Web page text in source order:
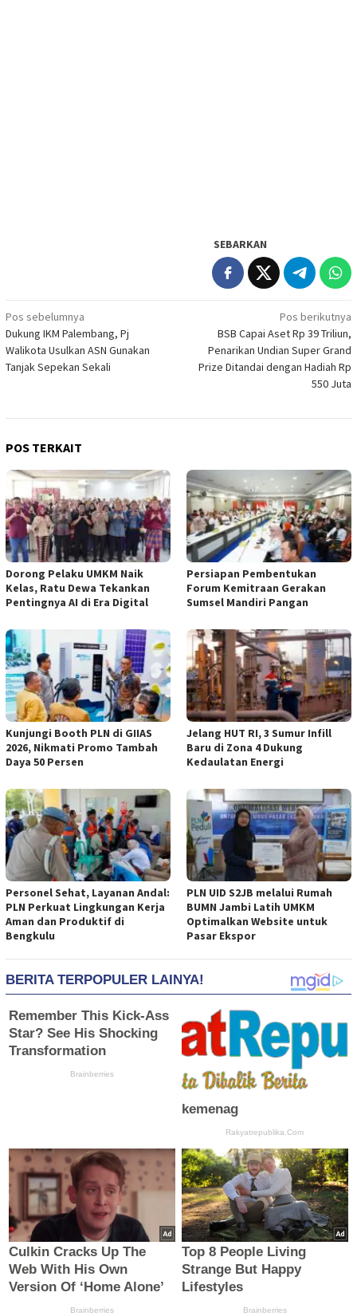
SEBARKAN
Navigasi
pos
Pos sebelumnya
Dukung IKM Palembang, Pj
Walikota Usulkan ASN Gunakan
Tanjak Sepekan Sekali
Pos berikutnya
BSB Capai Aset Rp 39 Triliun,
Penarikan Undian Super Grand
Prize Ditandai dengan Hadiah Rp
550 Juta
POS TERKAIT
Dorong Pelaku UMKM Naik
Kelas, Ratu Dewa Tekankan
Pentingnya AI di Era Digital
Persiapan Pembentukan
Forum Kemitraan Gerakan
Sumsel Mandiri Pangan
Kunjungi Booth PLN di GIIAS
2026, Nikmati Promo Tambah
Daya 50 Persen
Jelang HUT RI, 3 Sumur Infill
Baru di Zona 4 Dukung
Kedaulatan Energi
Personel Sehat, Layanan Andal:
PLN Perkuat Lingkungan Kerja
Aman dan Produktif di
Bengkulu
PLN UID S2JB melalui Rumah
BUMN Jambi Latih UMKM
Optimalkan Website untuk
Pasar Ekspor